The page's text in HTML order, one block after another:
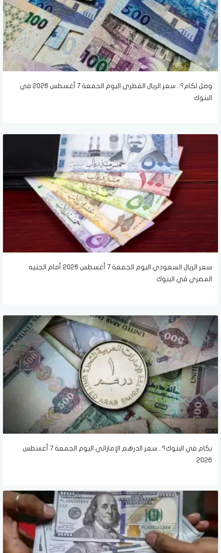
وصل لكام؟.. سعر الريال القطري اليوم الجمعة 7 أغسطس 2026 في
البنوك
سعر الريال السعودي اليوم الجمعة 7 أغسطس 2026 أمام الجنيه
المصري في البنوك
بكام في البنوك؟.. سعر الدرهم الإماراتي اليوم الجمعة 7 أغسطس
2026